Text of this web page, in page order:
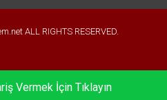
Vermek İçin Tıklayın
ALL RIGHTS RESERVED.
Vermek İçin Tıklayın